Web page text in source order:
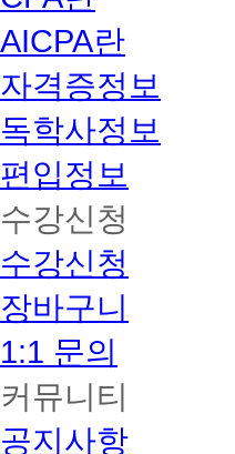
AICPA란
자격증정보
독학사정보
편입정보
수강신청
수강신청
장바구니
1:1 문의
커뮤니티
공지사항